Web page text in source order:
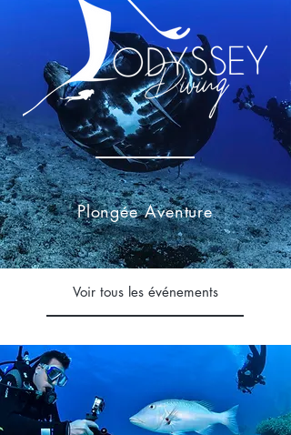
Plongée Aventure
Voir tous les événements